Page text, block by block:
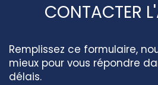
CONTACTER
Remplissez ce formulaire,
mieux pour vous répondre
délais.